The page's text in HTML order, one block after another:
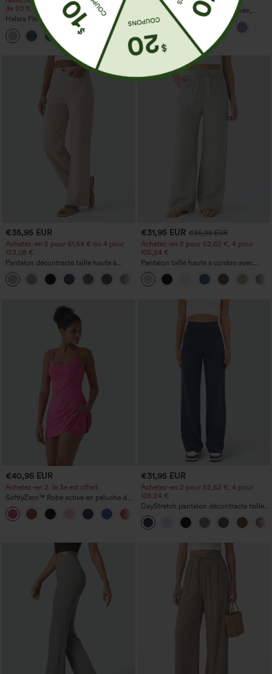
de 20 % de réduction
Halara Flex™ Jeans délavés
décontractés, coupe baggy à jambe
large, taille basse asymétrique, poches
zippées
+5
Top décontracté à encolure ronde,
manches chauve-souris et coupe ample
€35,95 EUR
Achetez-en 2 pour 61,54 € ou 4 pour
123,08 €.
Pantalon décontracté taille haute à
jambe droite, effet lin, avec poches
€31,95 EUR €35,95 EUR
Achetez-en 2 pour 52,62 €, 4 pour
105,24 €
Pantalon taille haute à cordon avec
poches, jambe large et coupe ample,
style décontracté, effet lin
€40,95 EUR
Achetez-en 2, le 3e est offert
SoftlyZero™ Robe active en peluche dos
nu — Édition Hyper Facile
€31,95 EUR
Achetez-en 2 pour 52,62 €, 4 pour
105,24 €
DayStretch pantalon décontracté taille
haute avec poches et coupe droite